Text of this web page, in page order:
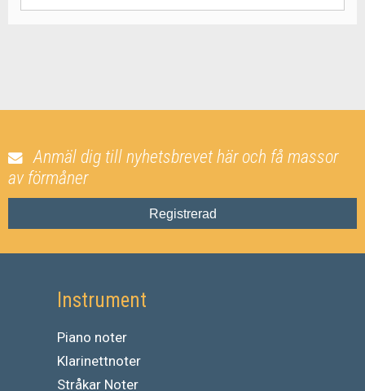
Anmäl dig till nyhetsbrevet här och få massor
av förmåner
Registrerad
Instrument
Piano noter
Klarinettnoter
Stråkar Noter